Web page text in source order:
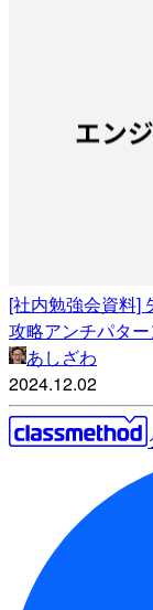
[社内勉強会資料]
攻略アンチパタ
あしざわ
2024.12.02